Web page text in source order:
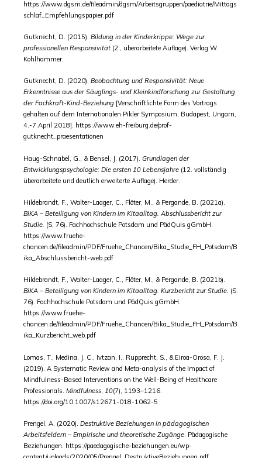
https://www.dgsm.de/fileadmin/dgsm/Arbeitsgruppen/paediatrie/Mittags
schlaf_Empfehlungspapier.pdf
Gutknecht, D. (2015). Bildung in der Kinderkrippe: Wege zur
professionellen Responsivität (2., überarbeitete Auflage). Verlag W.
Kohlhammer.
Gutknecht, D. (2020). Beobachtung und Responsivität: Neue
Erkenntnisse aus der Säuglings- und Kleinkindforschung zur Gestaltung
der Fachkraft-Kind-Beziehung [Verschriftlichte Form des Vortrags
gehalten auf dem Internationalen Pikler Symposium, Budapest, Ungarn,
4.-7.April 2018]. https://www.eh-freiburg.de/prof-
gutknecht_praesentationen
Haug-Schnabel, G., & Bensel, J. (2017). Grundlagen der
Entwicklungspsychologie: Die ersten 10 Lebensjahre (12. vollständig
überarbeitete und deutlich erweiterte Auflage). Herder.
Hildebrandt, F., Walter-Laager, C., Flöter, M., & Pergande, B. (2021a).
BiKA – Beteiligung von Kindern im Kitaalltag. Abschlussbericht zur
Studie. (S. 76). Fachhochschule Potsdam und PädQuis gGmbH.
https://www.fruehe-
chancen.de/fileadmin/PDF/Fruehe_Chancen/Bika_Studie_FH_Potsdam/B
ika_Abschlussbericht-web.pdf
Hildebrandt, F., Walter-Laager, C., Flöter, M., & Pergande, B. (2021b).
BiKA – Beteiligung von Kindern im Kitaalltag. Kurzbericht zur Studie. (S.
76). Fachhochschule Potsdam und PädQuis gGmbH.
https://www.fruehe-
chancen.de/fileadmin/PDF/Fruehe_Chancen/Bika_Studie_FH_Potsdam/B
ika_Kurzbericht_web.pdf
Lomas, T., Medina, J. C., Ivtzan, I., Rupprecht, S., & Eiroa-Orosa, F. J.
(2019). A Systematic Review and Meta-analysis of the Impact of
Mindfulness-Based Interventions on the Well-Being of Healthcare
Professionals. Mindfulness 10(7), 1193–1216.
https://doi.org/10.1007/s12671-018-1062-5
Prengel, A. (2020). Destruktive Beziehungen in pädagogischen
Arbeitsfeldern – Empirische und theoretische Zugänge. Pädagogische
Beziehungen. https://paedagogische-beziehungen.eu/wp-